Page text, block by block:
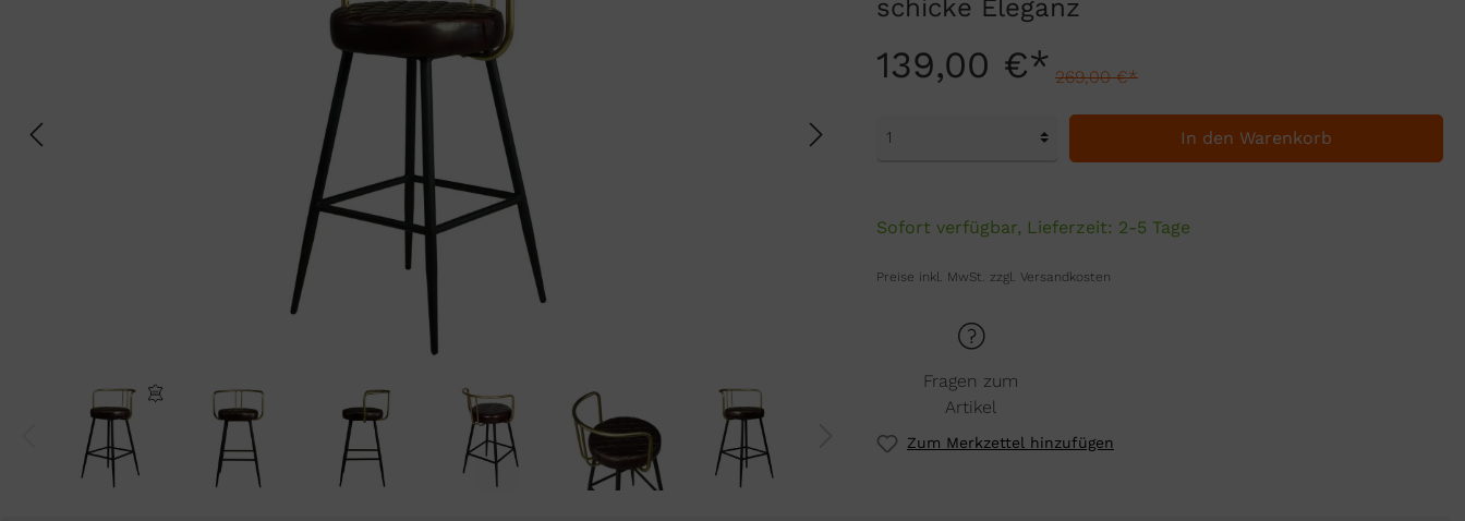
schicke Eleganz
139,00 €* 269,00 €*
In den Warenkorb
Sofort verfügbar, Lieferzeit: 2-5 Tage
Preise inkl. MwSt. zzgl. Versandkosten
Fragen zum
Artikel
Zum Merkzettel hinzufügen